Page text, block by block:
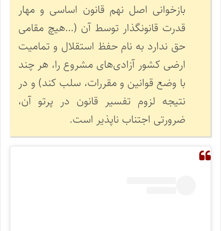
بازخوانی اصل نهم قانون اساسی و مهار
قدرت قانونگذار توسط آن (…هیچ مقامی
حق ندارد به نام حفظ استقلال و تمامیت
ارضی کشور آزادی‌های مشروع را، هر چند
با وضع قوانین و مقررات، سلب کند) و در
نتیجه لزوم تفسیر قانون در پرتو آن،
ضرورتی اجتناب ناپذیر است.